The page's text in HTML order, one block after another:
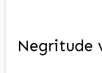
Negritude